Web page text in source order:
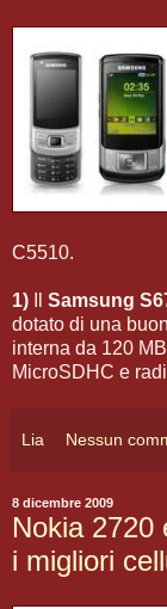
C5510.
1) Samsung
dotato di una
interna da 120
MicroSDHC e
Lia Nessun
8 dicembre 2009
Nokia 2720
i migliori